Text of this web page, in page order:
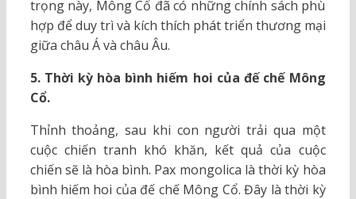
trọng này, Mông Cổ đã có những chính sách phù
hợp để duy trì và kích thích phát triển thương mại
giữa châu Á và châu Âu.
5. Thời kỳ hòa bình hiếm hoi của đế chế Mông
Cổ.
Thỉnh thoảng, sau khi con người trải qua một
cuộc chiến tranh khó khăn, kết quả của cuộc
chiến sẽ là hòa bình. Pax mongolica là thời kỳ hòa
bình hiếm hoi của đế chế Mông Cổ. Đây là thời kỳ